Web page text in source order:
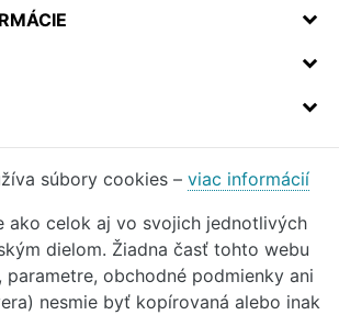
súbory cookies – viac informácií
ako celok aj vo svojich jednotlivých
dielom. Žiadna časť tohto webu
parametre, obchodné podmienky ani
nesmie byť kopírovaná alebo inak